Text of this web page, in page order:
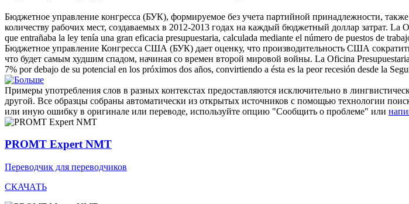
Бюджетное управление конгресса (БУК), формируемое без учета партийной принадлежности,
количеству рабочих мест, создаваемых в 2012-2013 годах на каждый бюджетный доллар затрат. La
que entrañaba la ley tenía una gran eficacia presupuestaria, calculada mediante el número de puestos de
Бюджетное управление Конгресса США (БУК) дает оценку, что производительность США
что будет самым худшим спадом, начиная со времен второй мировой войны. La Oficina
7% por debajo de su potencial en los próximos dos años, convirtiendo a ésta es la peor recesión desde la
Примеры употребления слов в разных контекстах предоставляются исключительно в
другой. Все образцы собраны автоматически из открытых источников с помощью технологии
или иную ошибку в оригинале или переводе, используйте опцию "Сообщить о проблеме" или
PROMT Expert NMT
Переводчик для переводчиков
СКАЧАТЬ